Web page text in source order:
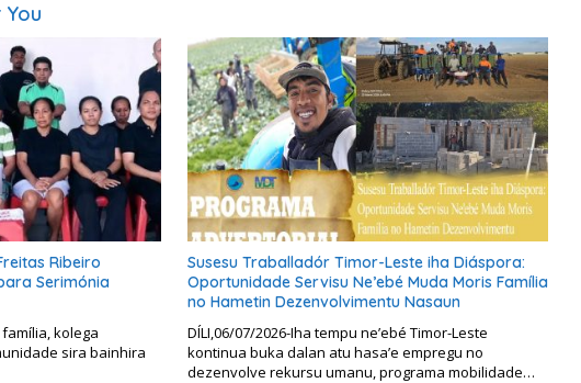
Ribeiro
Serimónia
família, kolega
sira bainhira
Susesu Traballadór Timor-Leste iha Diáspora:
Oportunidade Servisu Ne’ebé Muda Moris Família
no Hametin Dezenvolvimentu Nasaun
DÍLI,06/07/2026-Iha tempu ne’ebé Timor-Leste
kontinua buka dalan atu hasa’e empregu no
dezenvolve rekursu umanu, programa mobilidade…